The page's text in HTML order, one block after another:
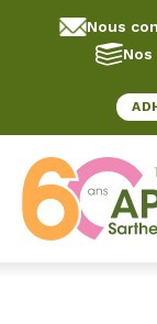
Aller au contenu
Nous
Panneau de